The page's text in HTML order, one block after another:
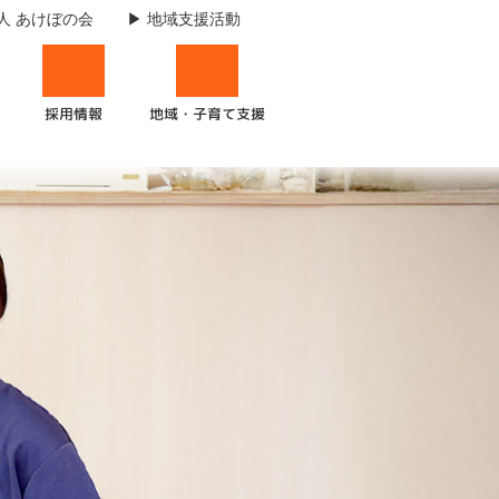
町〜
あけぼの会 地域支援活動
採用情報 地域・子育て支援